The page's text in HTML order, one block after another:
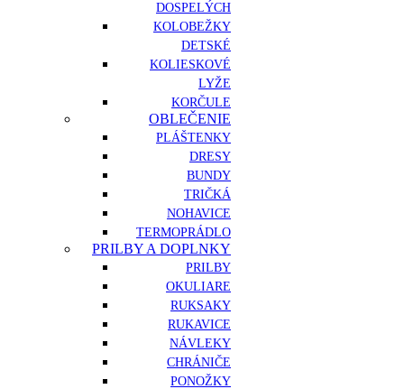
DOSPELÝCH
KOLOBEŽKY
DETSKÉ
KOLIESKOVÉ
LYŽE
KORČULE
OBLEČENIE
PLÁŠTENKY
DRESY
BUNDY
TRIČKÁ
NOHAVICE
TERMOPRÁDLO
PRILBY A DOPLNKY
PRILBY
OKULIARE
RUKSAKY
RUKAVICE
NÁVLEKY
CHRÁNIČE
PONOŽKY